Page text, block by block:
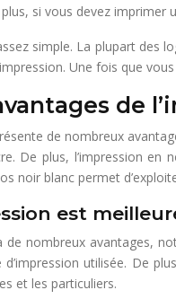
plus, si vous devez
simple. La plupart des
Une fois que
de
de nombreux
De plus, l’impression
noir blanc permet
est
de nombreux avantages,
utilisée. De
et les particuliers.